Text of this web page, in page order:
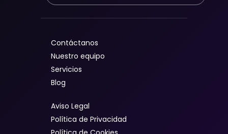
Contáctanos
Nuestro equipo
Servicios
Blog
Aviso Legal
Política de Privacidad